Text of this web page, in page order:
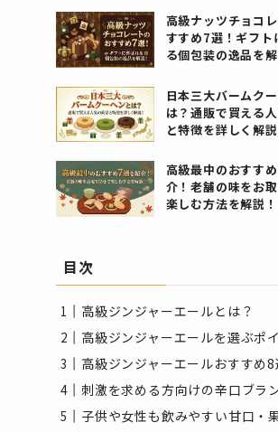
高級ナッツチョコ
すすめ7選！ギフト
る個包装の逸品を解
日本三大バームク
は？通販で買える
と特徴を詳しく解説
高級最中のおすす
介！老舗の味をお
楽しむ方法を解説！
目次
高級ジンジャーエールとは？
高級ジンジャーエールを選ぶポ
高級ジンジャーエールおすすめ8
刺激を求める方向けの辛口ブラ
子供や女性も飲みやすい甘口・